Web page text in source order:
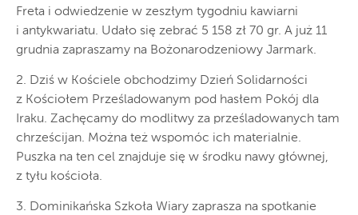
Freta i odwiedzenie w zeszłym tygodniu kawiarni
i antykwariatu. Udało się zebrać 5 158 zł 70 gr. A już 11
grudnia zapraszamy na Bożonarodzeniowy Jarmark.
2. Dziś w Kościele obchodzimy Dzień Solidarności
z Kościołem Prześladowanym pod hasłem Pokój dla
Iraku. Zachęcamy do modlitwy za prześladowanych tam
chrześcijan. Można też wspomóc ich materialnie.
Puszka na ten cel znajduje się w środku nawy głównej,
z tyłu kościoła.
3. Dominikańska Szkoła Wiary zaprasza na spotkanie